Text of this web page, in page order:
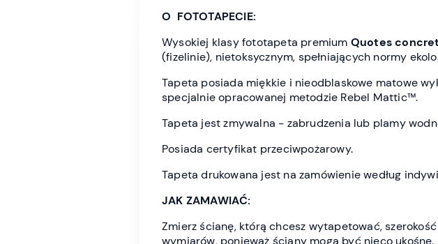
O FOTOTAPECIE:
Wysokiej klasy fototapeta premium Quotes
(fizelinie), nietoksycznym, spełniających normy
Tapeta posiada miękkie i nieodblaskowe matowe
specjalnie opracowanej metodzie Rebel Mattic™.
Tapeta jest zmywalna - zabrudzenia lub plamy
Posiada certyfikat przeciwpożarowy.
Tapeta drukowana jest na zamówienie według
JAK ZAMAWIAĆ:
Zmierz ścianę, którą chcesz wytapetować,
wymiarów, ponieważ ściany mogą być nieco ukośne.